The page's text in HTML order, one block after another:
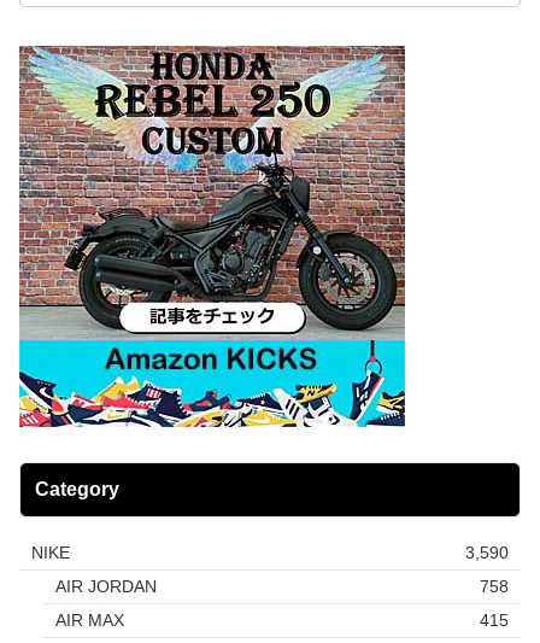
Category
NIKE
3,590
AIR JORDAN
758
AIR MAX
415